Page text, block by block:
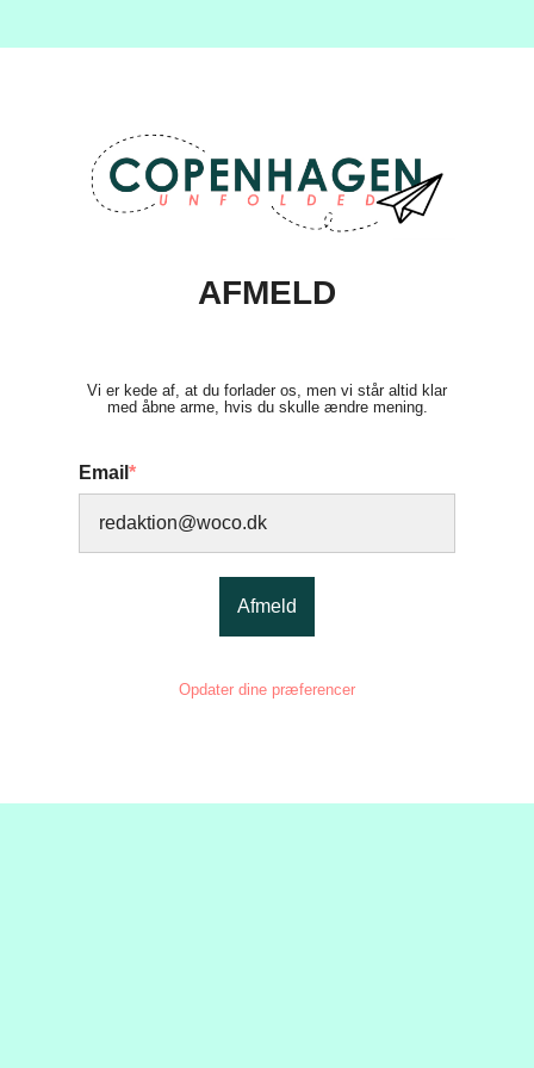
AFMELD
Vi er kede af, at du forlader os, men vi står altid klar
med åbne arme, hvis du skulle ændre mening.
Email *
Afmeld
Opdater dine præferencer